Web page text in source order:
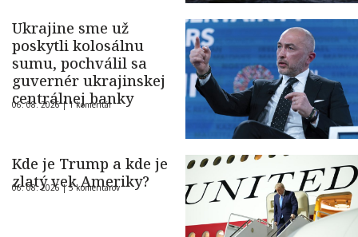
Ukrajine sme už
poskytli kolosálnu
sumu, pochválil sa
guvernér ukrajinskej
centrálnej banky
06. 08. 2026 |1 komentár
Kde je Trump a kde je
zlatý vek Ameriky?
06. 08. 2026 |5 komentárov